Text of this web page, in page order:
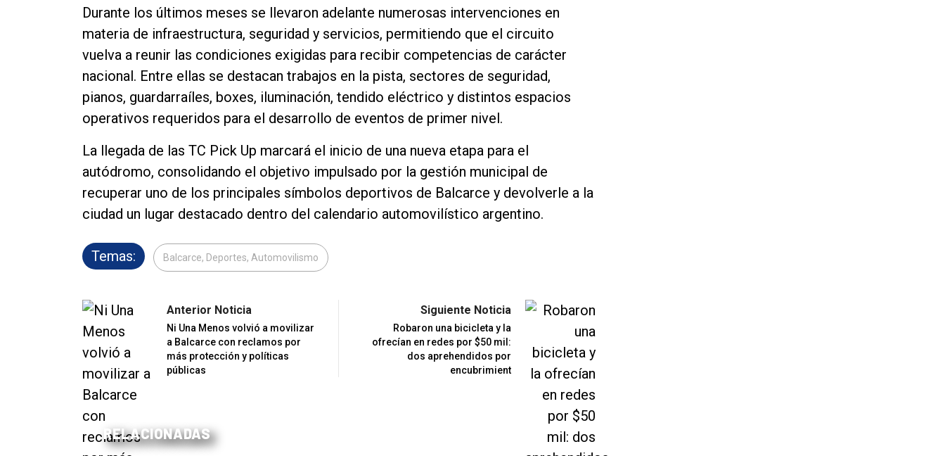
Durante los últimos meses se llevaron adelante numerosas intervenciones en
materia de infraestructura, seguridad y servicios, permitiendo que el circuito
vuelva a reunir las condiciones exigidas para recibir competencias de carácter
nacional. Entre ellas se destacan trabajos en la pista, sectores de seguridad,
pianos, guardarraíles, boxes, iluminación, tendido eléctrico y distintos espacios
operativos requeridos para el desarrollo de eventos de primer nivel.
La llegada de las TC Pick Up marcará el inicio de una nueva etapa para el
autódromo, consolidando el objetivo impulsado por la gestión municipal de
recuperar uno de los principales símbolos deportivos de Balcarce y devolverle a la
ciudad un lugar destacado dentro del calendario automovilístico argentino.
Temas: Balcarce, Deportes, Automovilismo
Anterior Noticia
Ni Una Menos volvió a movilizar
a Balcarce con reclamos por
más protección y políticas
públicas
Siguiente Noticia
Robaron una bicicleta y la
ofrecían en redes por $50 mil:
dos aprehendidos por
encubrimient
RELACIONADAS